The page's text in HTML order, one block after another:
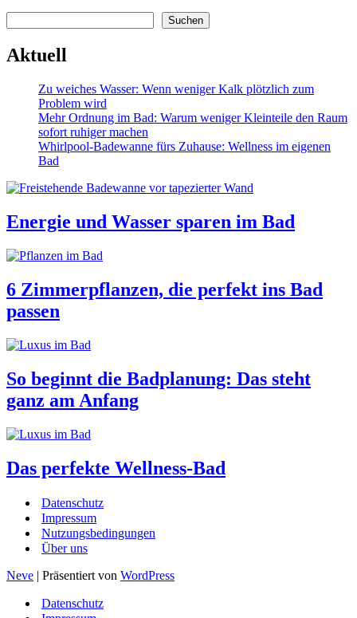
Suchen
Aktuell
Zu weiches Wasser: Wenn weniger Kalk plötzlich zum
Problem wird
Mehr Ordnung im Bad: Warum weniger Kleinteile den Raum
sofort ruhiger machen
Whirlpool-Badewanne fürs Zuhause: Wellness im eigenen
Bad
Energie und Wasser sparen im Bad
6 Zimmerpflanzen, die perfekt ins Bad
passen
So beginnt die Badplanung: Das steht
ganz am Anfang
Das perfekte Wellness-Bad
Datenschutz
Impressum
Nutzungsbedingungen
Über uns
Neve | Präsentiert von WordPress
Datenschutz